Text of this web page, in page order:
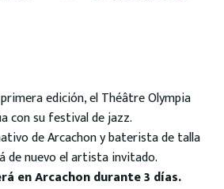
edición, el Théâtre Olympia
con su festival de jazz.
de Arcachon y baterista de talla
de nuevo el artista invitado.
en Arcachon durante 3 días.